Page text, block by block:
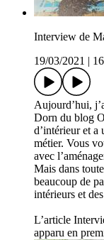
Interview de
19/03/2021
Aujourd’hui,
Dorn du blog
d’intérieur et a
métier. Vous
avec
Mais dans
beaucoup de
intérieurs et
L’article
apparu en